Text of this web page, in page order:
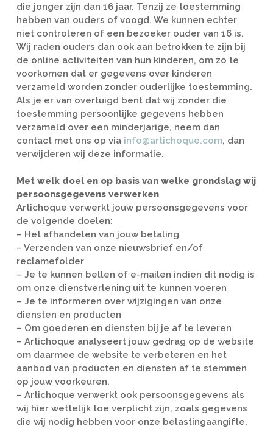
die jonger zijn dan 16 jaar. Tenzij ze toestemming
hebben van ouders of voogd. We kunnen echter
niet controleren of een bezoeker ouder van 16 is.
Wij raden ouders dan ook aan betrokken te zijn bij
de online activiteiten van hun kinderen, om zo te
voorkomen dat er gegevens over kinderen
verzameld worden zonder ouderlijke toestemming.
Als je er van overtuigd bent dat wij zonder die
toestemming persoonlijke gegevens hebben
verzameld over een minderjarige, neem dan
contact met ons op via info@artichoque.com, dan
verwijderen wij deze informatie.
Met welk doel en op basis van welke grondslag wij
persoonsgegevens verwerken
Artichoque verwerkt jouw persoonsgegevens voor
de volgende doelen:
– Het afhandelen van jouw betaling
– Verzenden van onze nieuwsbrief en/of
reclamefolder
– Je te kunnen bellen of e-mailen indien dit nodig is
om onze dienstverlening uit te kunnen voeren
– Je te informeren over wijzigingen van onze
diensten en producten
– Om goederen en diensten bij je af te leveren
– Artichoque analyseert jouw gedrag op de website
om daarmee de website te verbeteren en het
aanbod van producten en diensten af te stemmen
op jouw voorkeuren.
– Artichoque verwerkt ook persoonsgegevens als
wij hier wettelijk toe verplicht zijn, zoals gegevens
die wij nodig hebben voor onze belastingaangifte.